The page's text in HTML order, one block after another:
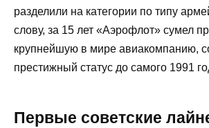
разделили на категории по типу
слову, за 15 лет «Аэрофлот» сумел
крупнейшую в мире авиакомпанию,
престижный статус до самого 1991
Первые советские